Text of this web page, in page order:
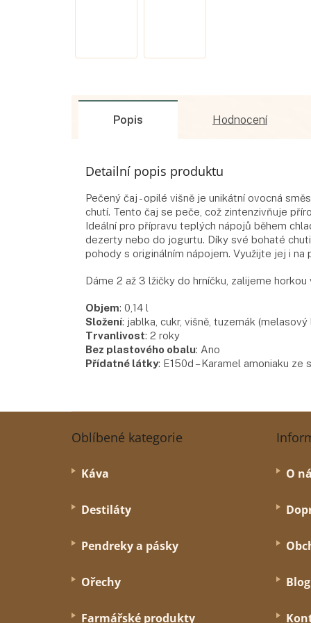
Popis Hodnocení
Detailní popis produktu
Pečený čaj - opilé višně je unikátní ovocná
chutí. Tento čaj se peče, což zintenzivňuje
Ideální pro přípravu teplých nápojů během
dezerty nebo do jogurtu. Díky své bohaté
pohody s originálním nápojem. Využijte jej i
Dáme 2 až 3 lžičky do hrníčku, zalijeme
Objem: 0,14 l
Složení: jablka, cukr, višně, tuzemák
Trvanlivost: 2 roky
Bez plastového obalu: Ano
Přídatné látky: E150d – Karamel amoniaku ze
Z
Oblíbené kategorie
Káva
Destiláty
Pendreky a pásky
Ořechy
Farmářské produkty
O
Blog